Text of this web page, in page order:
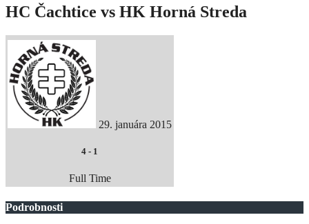
HC Čachtice vs HK Horná Streda
29. januára 2015
4 - 1
Full Time
Podrobnosti